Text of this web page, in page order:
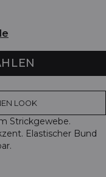
LOOK
Strickgewebe.
Elastischer Bund